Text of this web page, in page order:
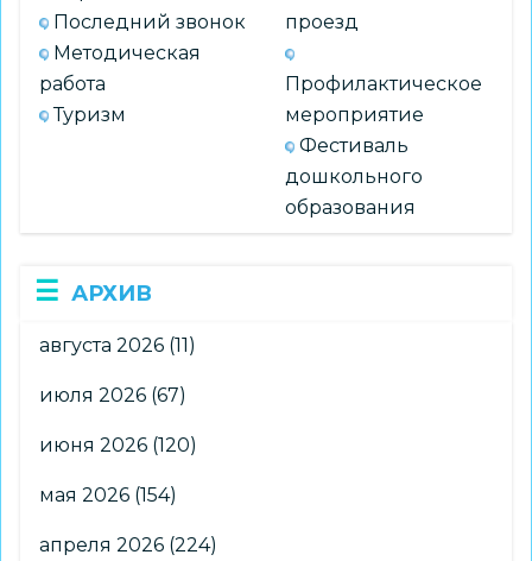
Последний звонок
Методическая
работа
Туризм
проезд
Профилактическое
мероприятие
Фестиваль
дошкольного
образования
АРХИВ
августа 2026 (11)
июля 2026 (67)
июня 2026 (120)
мая 2026 (154)
апреля 2026 (224)